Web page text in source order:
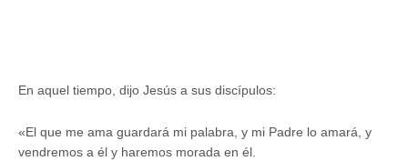
En aquel tiempo, dijo Jesús a sus discípulos:
«El que me ama guardará mi palabra, y mi Padre lo amará, y
vendremos a él y haremos morada en él.